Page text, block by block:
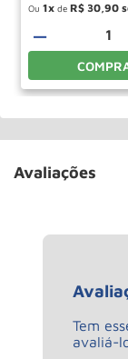
Ou 1 de R$ 30,90
－
Avaliações
Tem
avaliá-